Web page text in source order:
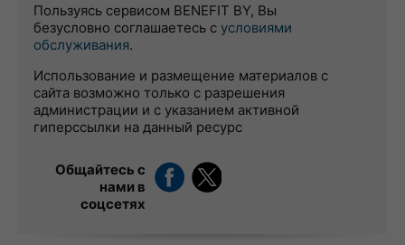
Пользуясь сервисом BENEFIT BY, Вы
безусловно соглашаетесь с условиями
обслуживания.
Использование и размещение материалов с
сайта возможно только с разрешения
администрации и с указанием активной
гиперссылки на данный ресурс
Общайтесь с
нами в
соцсетях